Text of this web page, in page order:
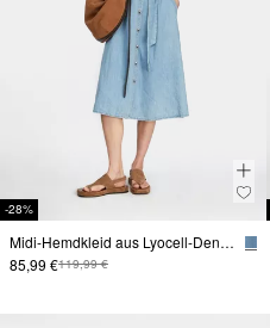
-28%
Midi-Hemdkleid aus Lyocell-Denim mit abnehmbarem Gürtel
85,99 €119,99 €